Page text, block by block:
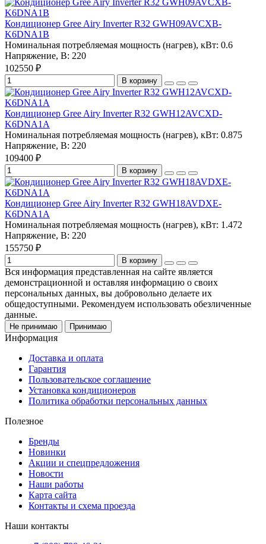
Кондиционер Gree Airy Inverter R32 GWH09AVCXB-
K6DNA1B
Номинальная потребляемая мощность (нагрев), кВт: 0.6
Напряжение, В: 220
102550 ₽
В корзину
Кондиционер Gree Airy Inverter R32 GWH12AVCXD-
K6DNA1A
Номинальная потребляемая мощность (нагрев), кВт: 0.875
Напряжение, В: 220
109400 ₽
В корзину
Кондиционер Gree Airy Inverter R32 GWH18AVDXE-
K6DNA1A
Номинальная потребляемая мощность (нагрев), кВт: 1.472
Напряжение, В: 220
155750 ₽
В корзину
Вся информация представленная на сайте является
демонстрационной и оставляя информацию о своих
персональных данных, вы добровольно делаете их
общедоступными. Рекомендуем использовать обезличенные
данные.
Не принимаю Принимаю
Информация
Доставка и оплата
Гарантия
Пользовательское соглашение
Установка кондиционеров
Политика обработки персональных данных
Полезное
Бренды
Новинки
Акции и спецпредложения
Новости
Наши работы
Карта сайта
Контакты и схема проезда
Наши контакты